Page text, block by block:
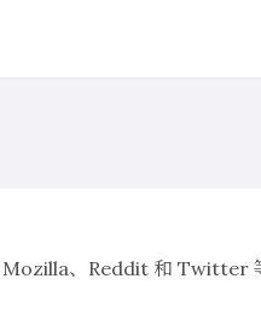
Mozilla、Reddit 和 Twitter